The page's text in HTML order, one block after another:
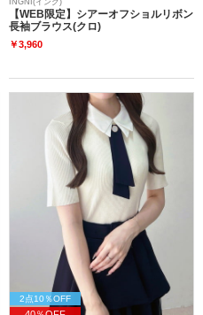
【WEB限定】シアーオフショルリボン
長袖ブラウス(クロ)
￥3,960
2点10％OFF